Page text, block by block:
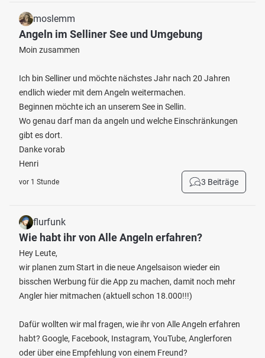
moslemm
Angeln im Selliner See und Umgebung
Moin zusammen
Ich bin Selliner und möchte nächstes Jahr nach 20 Jahren
endlich wieder mit dem Angeln weitermachen.
Beginnen möchte ich an unserem See in Sellin.
Wo genau darf man da angeln und welche Einschränkungen
gibt es dort.
Danke vorab
Henri
vor 1 Stunde 3 Beiträge
flurfunk
Wie habt ihr von Alle Angeln erfahren?
Hey Leute,
wir planen zum Start in die neue Angelsaison wieder ein
bisschen Werbung für die App zu machen, damit noch mehr
Angler hier mitmachen (aktuell schon 18.000!!!)
Dafür wollten wir mal fragen, wie ihr von Alle Angeln erfahren
habt? Google, Facebook, Instagram, YouTube, Anglerforen
oder über eine Empfehlung von einem Freund?